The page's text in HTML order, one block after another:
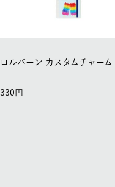
ロルバーン カスタムチャーム
330